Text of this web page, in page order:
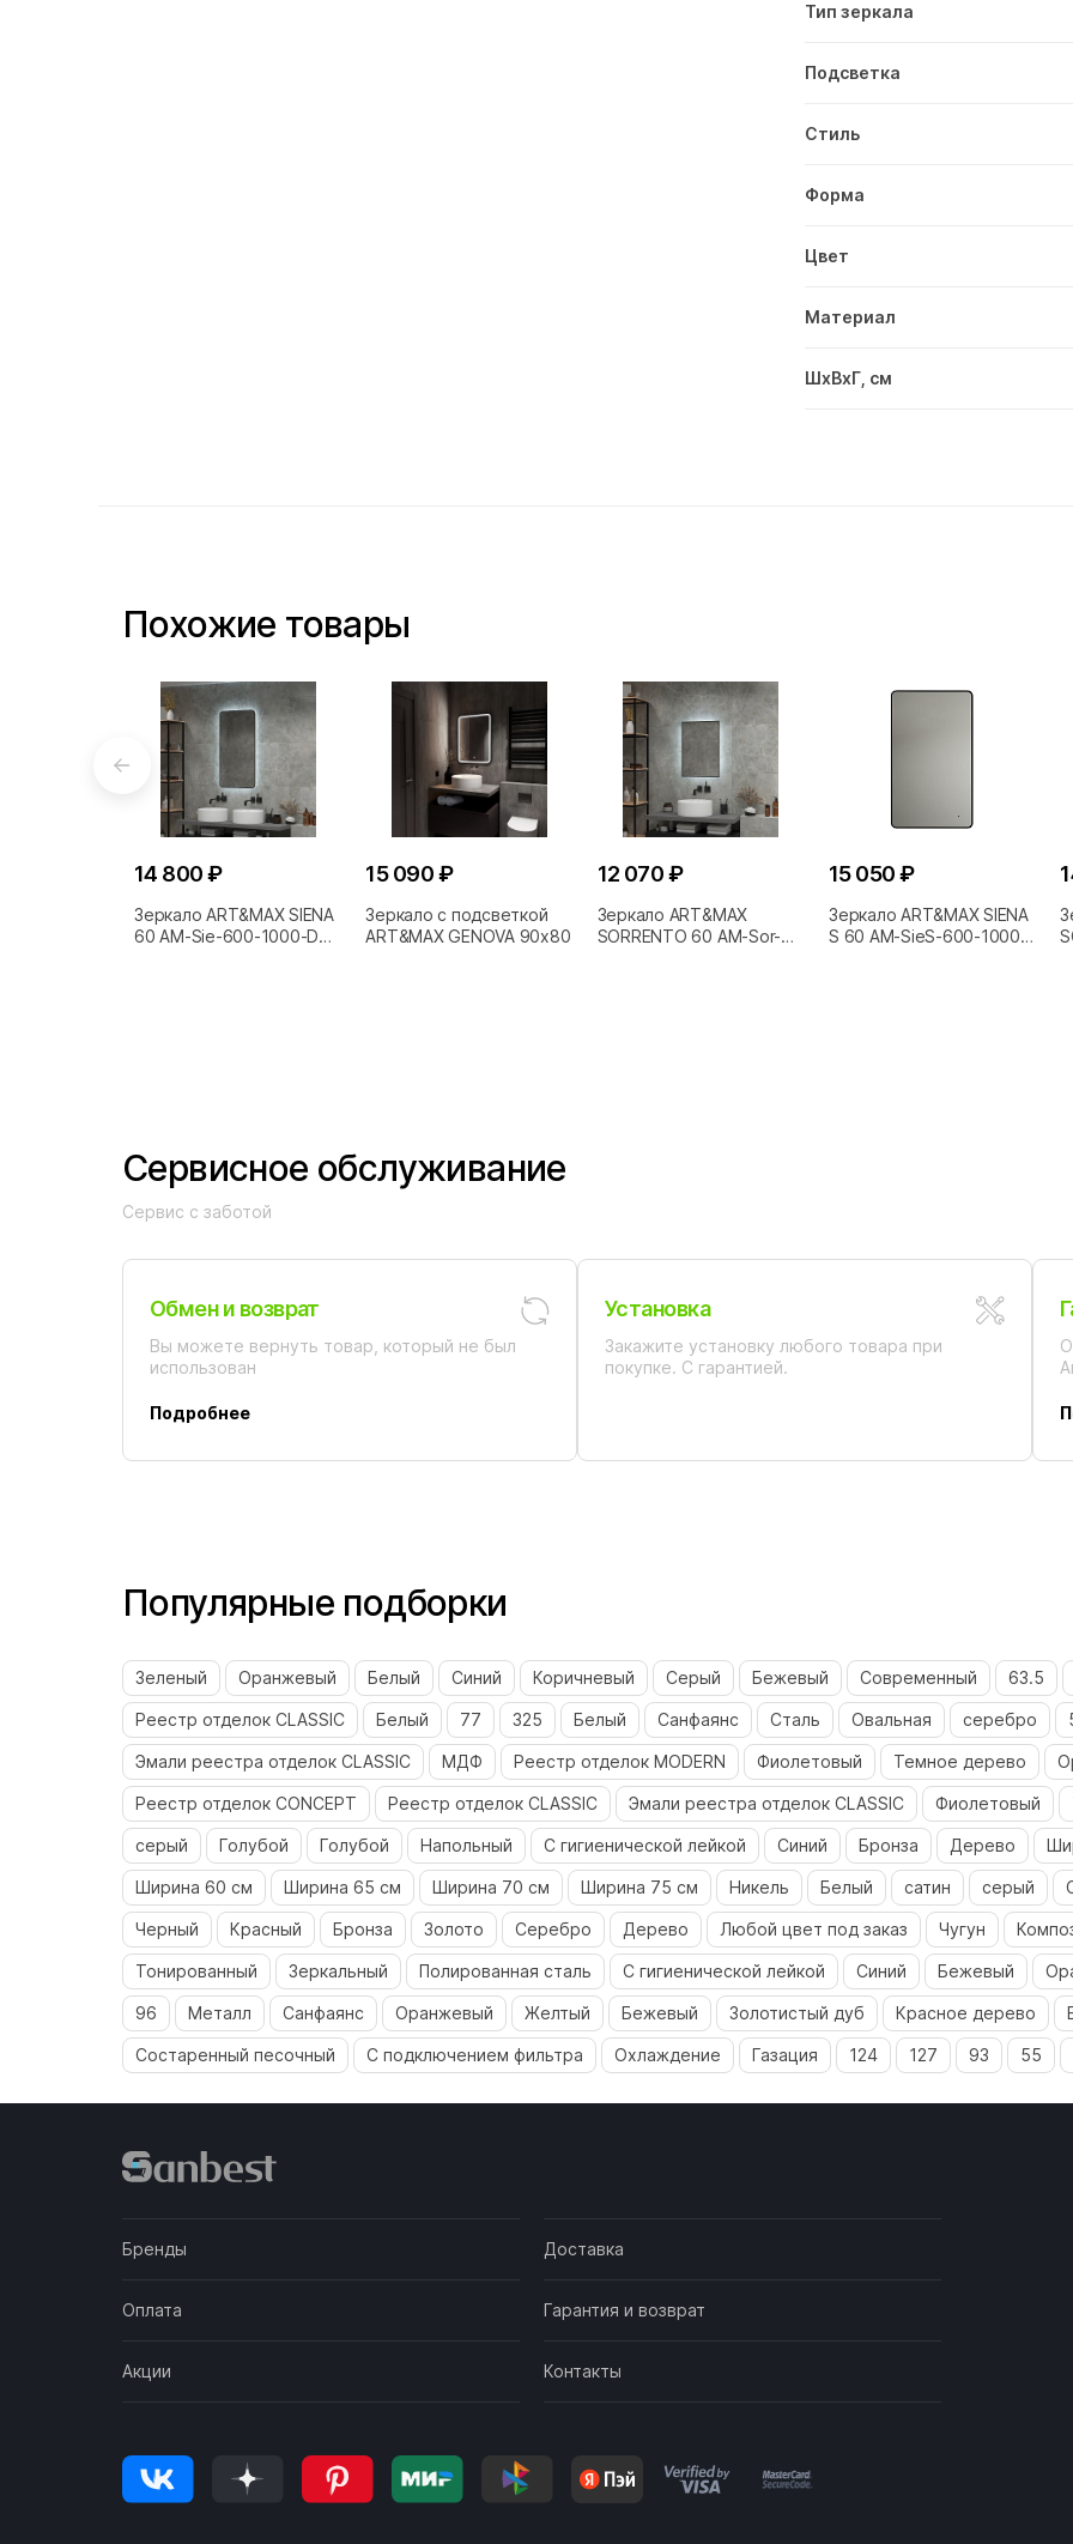
Тип зеркала
Подсветка
Стиль
Форма
Цвет
Материал
ШxВxГ, см
Похожие товары
14 800 ₽
Зеркало ART&MAX SIENA
60 AM-Sie-600-1000-DS-
15 090 ₽
Зеркало с подсветкой
ART&MAX GENOVA 90x80
12 070 ₽
Зеркало ART&MAX
SORRENTO 60 AM-Sor-
15 050 ₽
Зеркало ART&MAX SIENA
S 60 AM-SieS-600-1000-
Сервисное обслуживание
Сервис с заботой
Обмен и возврат
Вы можете вернуть товар, который не был
использован
Подробнее
Установка
Закажите установку любого товара при
покупке. С гарантией.
Популярные подборки
Зеленый Оранжевый Белый Синий Коричневый Серый Бежевый Современный 63.5
Реестр отделок CLASSIC Белый 77 325 Белый Санфаянс Сталь Овальная серебро
Эмали реестра отделок CLASSIC МДФ Реестр отделок MODERN Фиолетовый Темное дерево
Реестр отделок CONCEPT Реестр отделок CLASSIC Эмали реестра отделок CLASSIC Фиолетовый
серый Голубой Голубой Напольный С гигиенической лейкой Синий Бронза Дерево
Ширина 60 см Ширина 65 см Ширина 70 см Ширина 75 см Никель Белый сатин серый
Черный Красный Бронза Золото Серебро Дерево Любой цвет под заказ Чугун
Тонированный Зеркальный Полированная сталь С гигиенической лейкой Синий Бежевый
96 Металл Санфаянс Оранжевый Желтый Бежевый Золотистый дуб Красное дерево
Состаренный песочный С подключением фильтра Охлаждение Газация 124 127 93 55
Бренды Доставка
Оплата Гарантия и возврат
Акции Контакты